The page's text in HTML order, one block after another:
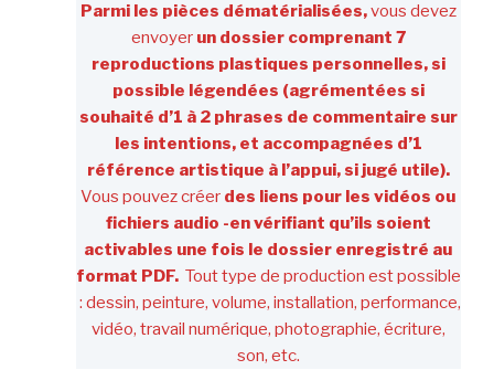
Parmi les pièces dématérialisées,vous devez
envoyer un dossier comprenant 7
reproductions plastiques personnelles, si
possible légendées (agrémentées si
souhaité d’1 à 2 phrases de commentaire sur
les intentions, et accompagnées d’1
référence artistique à l’appui, si jugé utile).
Vous pouvez créer des liens pour les vidéos ou
fichiers audio -en vérifiant qu’ils soient
activables une fois le dossier enregistré au
format PDF. Tout type de production est possible
: dessin, peinture, volume, installation, performance,
vidéo, travail numérique, photographie, écriture,
son, etc.